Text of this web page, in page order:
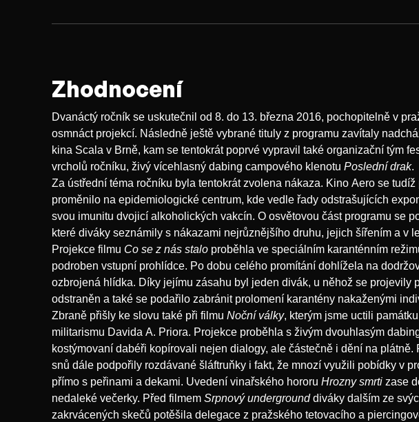
Výchozí platformou nám opět bude celé spektrum otrlosti od
dodatečnou stimulaci se pak postará celková stylizace kina Aero, ale
případně i povzbuzováky na baru. Ve vzájemném eskapistickém
dovádění bychom nicméně neměli odvracet zrak od palčivých
aktuálních témat. Virózu, která řádí v české kotlince, nelze nadále
nečinně přehlížet, a tak jsme letošní dvanáctý ročník pojali coby
příležitost k prevenci a poučení ve směru nákazy. Na adrese
31 jste proto tentokrát srdečně zváni do Epidemiologického centra
Festivalu otrlého diváka – vlastní atombordel výhodou.
Zhodnocení
Dvanáctý ročník se uskutečnil od 8. do 13. března 2016, pochopitelně v
osmnáct projekcí. Následně ještě vybrané tituly z programu zavítaly
kina Scala v Brně, kam se tentokrát poprvé vypravil také organizační tým
vrcholů ročníku, živý vícehlasný dabing campového klenotu Poslední drak.
Za ústřední téma ročníku byla tentokrát zvolena nákaza. Kino Aero se
proměnilo na epidemiologické centrum, kde vedle řady odstrašujících
svou imunitu dvojicí alkoholických vakcín. O osvětovou část programu se
které diváky seznámily s nákazami nejrůznějšího druhu, jejich šířením a v
Projekce filmu Co se z nás stalo proběhla ve speciálním karanténním
podroben vstupní prohlídce. Po dobu celého promítání dohlížela na
ozbrojená hlídka. Díky jejímu zásahu byl jeden divák, u něhož se projevily
odstraněn a také se podařilo zabránit prolomení karantény nakaženými
Zbraně přišly ke slovu také při filmu Noční války, kterým jsme uctili
militarismu Davida A. Priora. Projekce proběhla s živým dvouhlasým
kostýmovaní dabéři kopírovali nejen dialogy, ale částečně i dění na
snů dále podpořily rozdávané šláftruňky i fakt, že mnozí využili pobídky v
přímo s peřinami a dekami. Uvedení vinařského hororu Hrozny smrti zase
nedaleké večerky. Před filmem Srpnový undergrounddiváky dalším ze
zakrvácených skečů potěšila delegace z pražského tetovacího a